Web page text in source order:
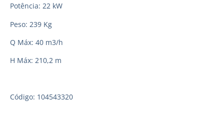
Potência: 22 kW
Peso: 239 Kg
Q Máx: 40 m3/h
H Máx: 210,2 m
Código: 104543320